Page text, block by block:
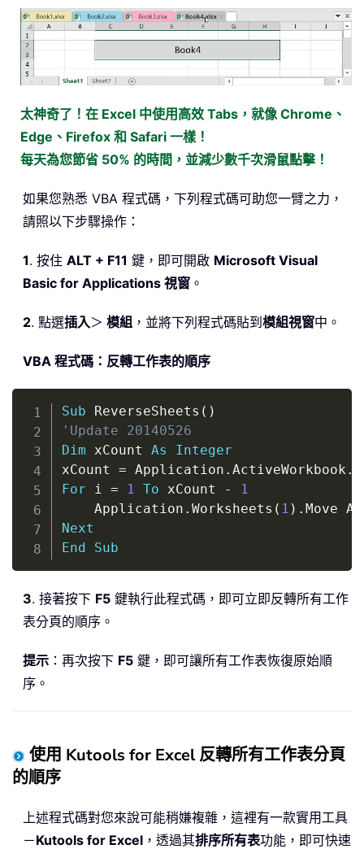
太神奇了！在 Excel 中使用高效 Tabs，就像 Chrome、
Edge、Firefox 和 Safari 一樣！
每天為您節省 50% 的時間，並減少數千次滑鼠點擊！
如果您熟悉 VBA 程式碼，下列程式碼可助您一臂之力，
請照以下步驟操作：
1. 按住 ALT + F11 鍵，即可開啟 Microsoft Visual
Basic for Applications 視窗 。
2. 點選插入＞ 模組 ，並將下列程式碼貼到模組視窗中。
VBA 程式碼：反轉工作表的順序
Sub ReverseSheets ( )
'Update 20140526
Dim xCount As
Integer
xCount = Application . ActiveWorkbook .
For i = 1 To xCount -
1
    Application
. Worksheets ( 1 ) . Move
Next
End
Sub
3. 接著按下 F5 鍵執行此程式碼，即可立即反轉所有工作
表分頁的順序。
提示 ：再次按下 F5 鍵，即可讓所有工作表恢復原始順
序。
使用 Kutools for Excel 反轉所有工作表分頁
的順序
上述程式碼對您來說可能稍嫌複雜，這裡有一款實用工具
－Kutools for Excel ，透過其排序所有表功能，即可快速